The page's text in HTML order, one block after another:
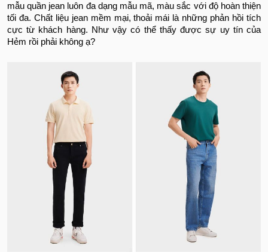
mẫu quần jean luôn đa dạng mẫu mã, màu sắc với độ hoàn thiện
tối đa. Chất liệu jean mềm mại, thoải mái là những phản hồi tích
cực từ khách hàng. Như vậy có thể thấy được sự uy tín của
Hẻm rồi phải không ạ?